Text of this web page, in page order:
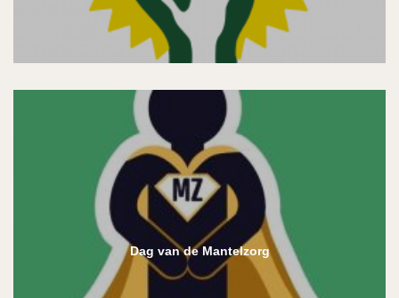
Dag van de Mantelzorg